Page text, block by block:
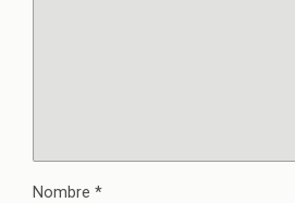
Nombre *